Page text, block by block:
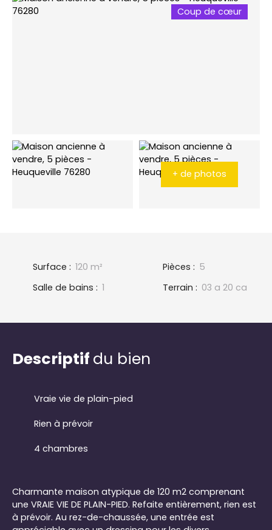
Coup de cœur
+ de photos
Surface : 120 m² Pièces : 5
Salle de bains : 1 Terrain : 03 a 20 ca
Descriptif du bien
Vraie vie de plain-pied
Rien à prévoir
4 chambres
Charmante maison atypique de 120 m2 comprenant
une VRAIE VIE DE PLAIN-PIED. Refaite entièrement, rien est
à prévoir. Au rez-de-chaussée, une entrée est